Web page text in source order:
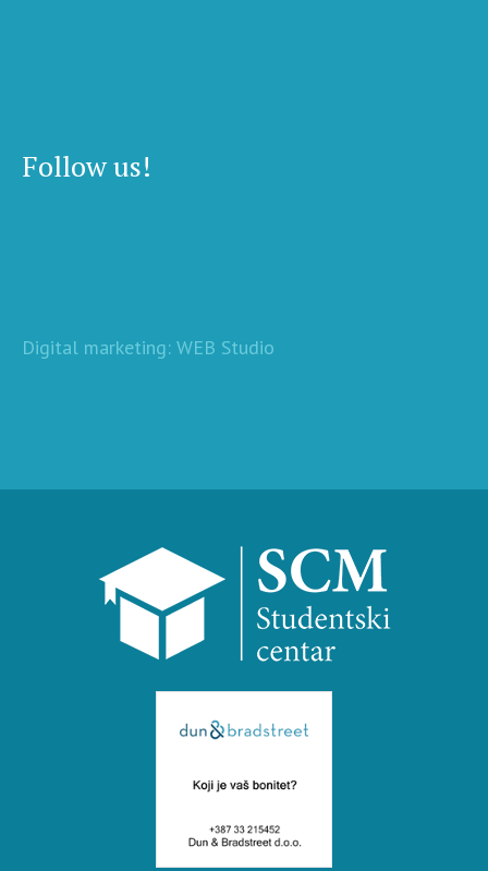
Follow us!
Digital marketing: WEB Studio